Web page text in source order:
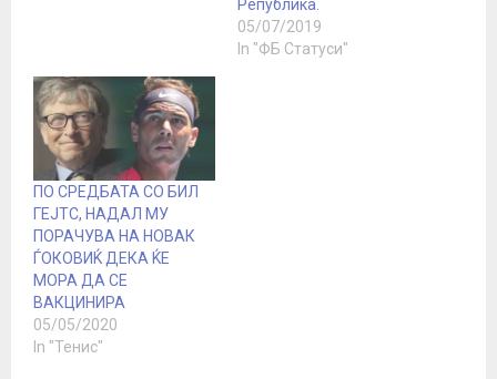
Република.
05/07/2019
In "ФБ Статуси"
ПО СРЕДБАТА СО БИЛ
ГЕЈТС, НАДАЛ МУ
ПОРАЧУВА НА НОВАК
ЃОКОВИЌ ДЕКА ЌЕ
МОРА ДА СЕ
ВАКЦИНИРА
05/05/2020
In "Тенис"